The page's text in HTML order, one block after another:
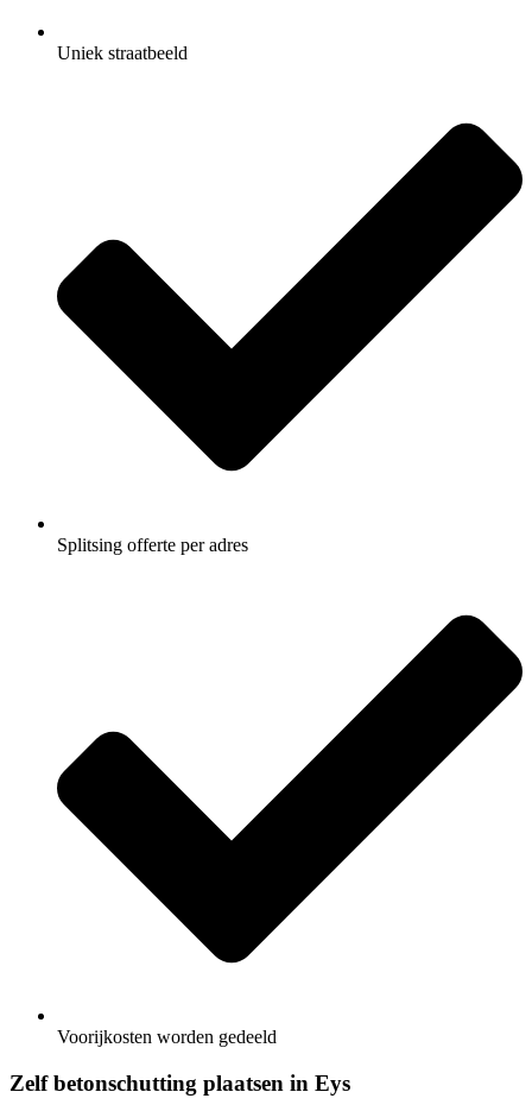
Uniek straatbeeld
Splitsing offerte per adres
Voorijkosten worden gedeeld
Zelf betonschutting plaatsen in Eys